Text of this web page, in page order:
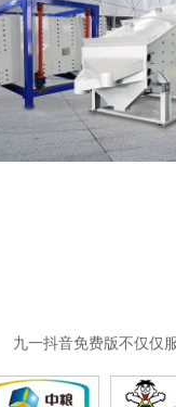
九一抖音免费版不仅仅